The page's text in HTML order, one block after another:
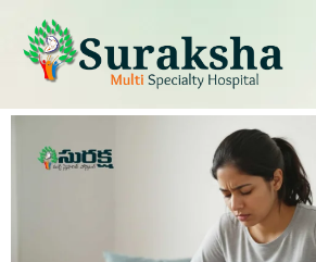
నెలసరి సమయంలో అధిక
(Menorrhagia):